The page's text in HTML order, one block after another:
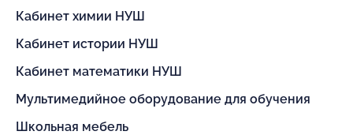
Кабинет химии НУШ
Кабинет истории НУШ
Кабинет математики НУШ
Мультимедийное оборудование для обучения
Школьная мебель